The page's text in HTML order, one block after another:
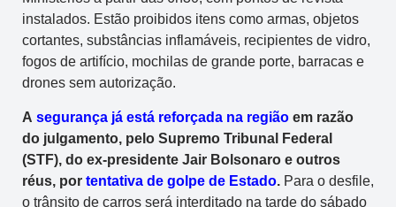
instalados. Estão proibidos itens como armas, objetos
cortantes, substâncias inflamáveis, recipientes de vidro,
fogos de artifício, mochilas de grande porte, barracas e
drones sem autorização.
A segurança já está reforçada na região em razão
do julgamento, pelo Supremo Tribunal Federal
(STF), do ex-presidente Jair Bolsonaro e outros
réus, por tentativa de golpe de Estado. Para o desfile,
o trânsito de carros será interditado na tarde do sábado